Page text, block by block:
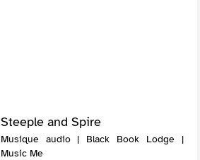
Steeple and Spire
Musique audio | Black Book Lodge |
Music Me